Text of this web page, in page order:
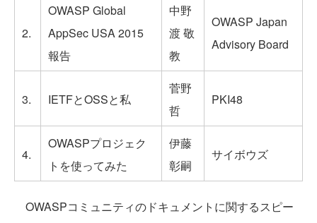
2.
OWASP Global
AppSec USA 2015
報告
中野
渡 敬
教
OWASP Japan
Advisory Board
3. IETFとOSSと私
菅野
哲
PKI48
4.
OWASPプロジェク
トを使ってみた
伊藤
彰嗣
サイボウズ
OWASPコミュニティのドキュメントに関するスピー